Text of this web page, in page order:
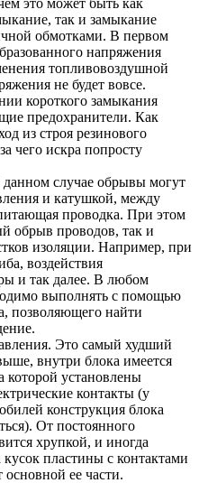
это может быть как
так и замыкание
обмотками. В первом
напряжения
топливовоздушной
не будет вовсе.
короткого замыкания
предохранители. Как
из строя резинового
чего искра попросту
случае обрывы могут
и катушкой, между
проводка. При этом
обрыв проводов, так и
изоляции. Например, при
воздействия
и так далее. В любом
выполнять с помощью
позволяющего найти
Это самый худший
внутри блока имеется
которой установлены
контакты (у
конструкция блока
От постоянного
хрупкой, и иногда
кусок пластины с контактами
основной ее части.